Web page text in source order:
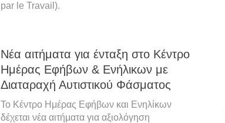
par le Travail).
Νέα αιτήματα για ένταξη στο Κέντρο
Ημέρας Εφήβων & Ενήλικων με
Διαταραχή Αυτιστικού Φάσματος
Το Κέντρο Ημέρας Εφήβων και Ενηλίκων
δέχεται νέα αιτήματα για αξιολόγηση